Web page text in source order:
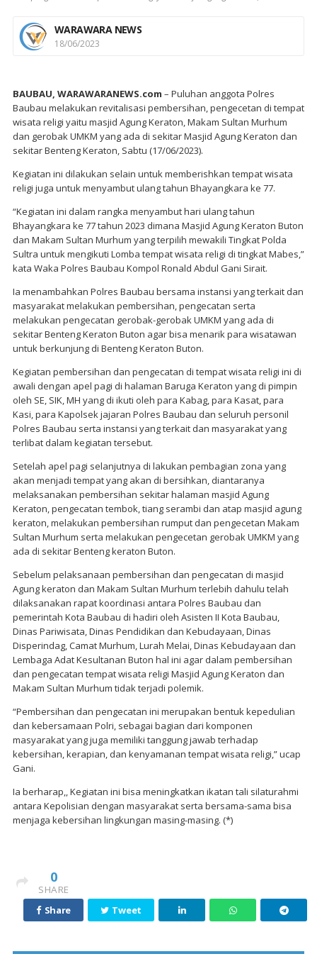
WARAWARA NEWS
18/06/2023
BAUBAU, WARAWARANEWS.com – Puluhan anggota Polres
Baubau melakukan revitalisasi pembersihan, pengecetan di tempat
wisata religi yaitu masjid Agung Keraton, Makam Sultan Murhum
dan gerobak UMKM yang ada di sekitar Masjid Agung Keraton dan
sekitar Benteng Keraton, Sabtu (17/06/2023).
Kegiatan ini dilakukan selain untuk memberishkan tempat wisata
religi juga untuk menyambut ulang tahun Bhayangkara ke 77.
“Kegiatan ini dalam rangka menyambut hari ulang tahun
Bhayangkara ke 77 tahun 2023 dimana Masjid Agung Keraton Buton
dan Makam Sultan Murhum yang terpilih mewakili Tingkat Polda
Sultra untuk mengikuti Lomba tempat wisata religi di tingkat Mabes,”
kata Waka Polres Baubau Kompol Ronald Abdul Gani Sirait.
Ia menambahkan Polres Baubau bersama instansi yang terkait dan
masyarakat melakukan pembersihan, pengecatan serta
melakukan pengecatan gerobak-gerobak UMKM yang ada di
sekitar Benteng Keraton Buton agar bisa menarik para wisatawan
untuk berkunjung di Benteng Keraton Buton.
Kegiatan pembersihan dan pengecatan di tempat wisata religi ini di
awali dengan apel pagi di halaman Baruga Keraton yang di pimpin
oleh SE, SIK, MH yang di ikuti oleh para Kabag, para Kasat, para
Kasi, para Kapolsek jajaran Polres Baubau dan seluruh personil
Polres Baubau serta instansi yang terkait dan masyarakat yang
terlibat dalam kegiatan tersebut.
Setelah apel pagi selanjutnya di lakukan pembagian zona yang
akan menjadi tempat yang akan di bersihkan, diantaranya
melaksanakan pembersihan sekitar halaman masjid Agung
Keraton, pengecatan tembok, tiang serambi dan atap masjid agung
keraton, melakukan pembersihan rumput dan pengecetan Makam
Sultan Murhum serta melakukan pengecetan gerobak UMKM yang
ada di sekitar Benteng keraton Buton.
Sebelum pelaksanaan pembersihan dan pengecatan di masjid
Agung keraton dan Makam Sultan Murhum terlebih dahulu telah
dilaksanakan rapat koordinasi antara Polres Baubau dan
pemerintah Kota Baubau di hadiri oleh Asisten II Kota Baubau,
Dinas Pariwisata, Dinas Pendidikan dan Kebudayaan, Dinas
Disperindag, Camat Murhum, Lurah Melai, Dinas Kebudayaan dan
Lembaga Adat Kesultanan Buton hal ini agar dalam pembersihan
dan pengecatan tempat wisata religi Masjid Agung Keraton dan
Makam Sultan Murhum tidak terjadi polemik.
“Pembersihan dan pengecatan ini merupakan bentuk kepedulian
dan kebersamaan Polri, sebagai bagian dari komponen
masyarakat yang juga memiliki tanggung jawab terhadap
kebersihan, kerapian, dan kenyamanan tempat wisata religi,” ucap
Gani.
Ia berharap,, Kegiatan ini bisa meningkatkan ikatan tali silaturahmi
antara Kepolisian dengan masyarakat serta bersama-sama bisa
menjaga kebersihan lingkungan masing-masing. (*)
0
SHARE
Share
Tweet